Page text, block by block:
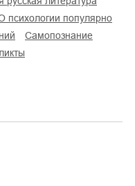
о психологии популярно
самопознание